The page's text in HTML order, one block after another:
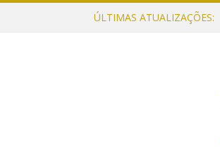
ÚLTIMAS ATUALIZAÇÕES: